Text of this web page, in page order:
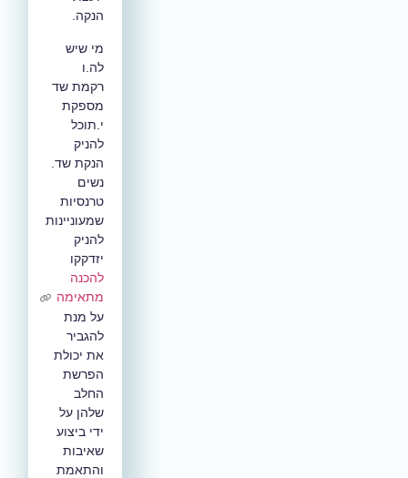
הנקה.
מי שיש
לה.ו
רקמת שד
מספקת
י.תוכל
להניק
הנקת שד.
נשים
טרנסיות
שמעוניינות
להניק
יזדקקו
להכנה
מתאימה
על מנת
להגביר
את יכולת
הפרשת
החלב
שלהן על
ידי ביצוע
שאיבות
והתאמת